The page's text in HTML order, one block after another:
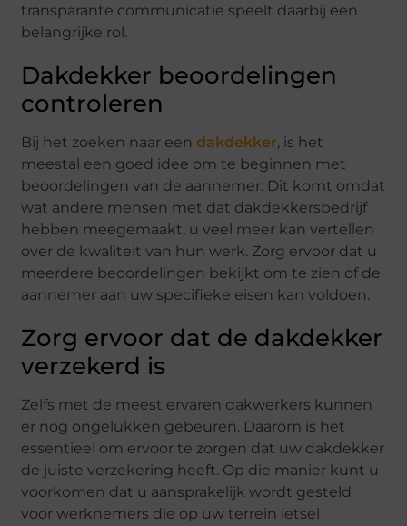
transparante communicatie speelt daarbij een
belangrijke rol.
Dakdekker beoordelingen
controleren
Bij het zoeken naar eendakdekker, is het
meestal een goed idee om te beginnen met
beoordelingen van de aannemer. Dit komt omdat
wat andere mensen met dat dakdekkersbedrijf
hebben meegemaakt, u veel meer kan vertellen
over de kwaliteit van hun werk. Zorg ervoor dat u
meerdere beoordelingen bekijkt om te zien of de
aannemer aan uw specifieke eisen kan voldoen.
Zorg ervoor dat de dakdekker
verzekerd is
Zelfs met de meest ervaren dakwerkers kunnen
er nog ongelukken gebeuren. Daarom is het
essentieel om ervoor te zorgen dat uw dakdekker
de juiste verzekering heeft. Op die manier kunt u
voorkomen dat u aansprakelijk wordt gesteld
voor werknemers die op uw terrein letsel